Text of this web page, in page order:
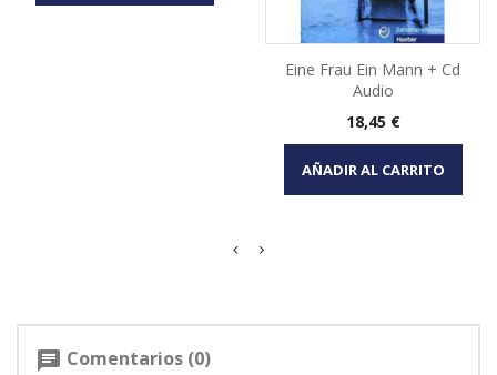
Eine Frau Ein Mann + Cd
Audio
Precio
18,45 €
AÑADIR AL CARRITO
chat Comentarios (0)